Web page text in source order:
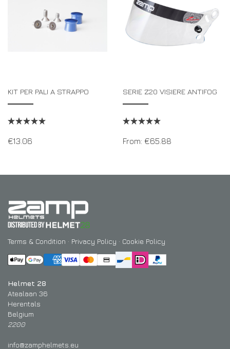
KIT PER PALI A STRAPPO
€13.06
SERIE Z20 VISIERE ANTIFOG
From: €65.88
Terms & Condition · Privacy Policy · Cookie Policy
Helmet 28
Atealaan 36
Herentals
Belgium
2200
info@zamphelmets.eu